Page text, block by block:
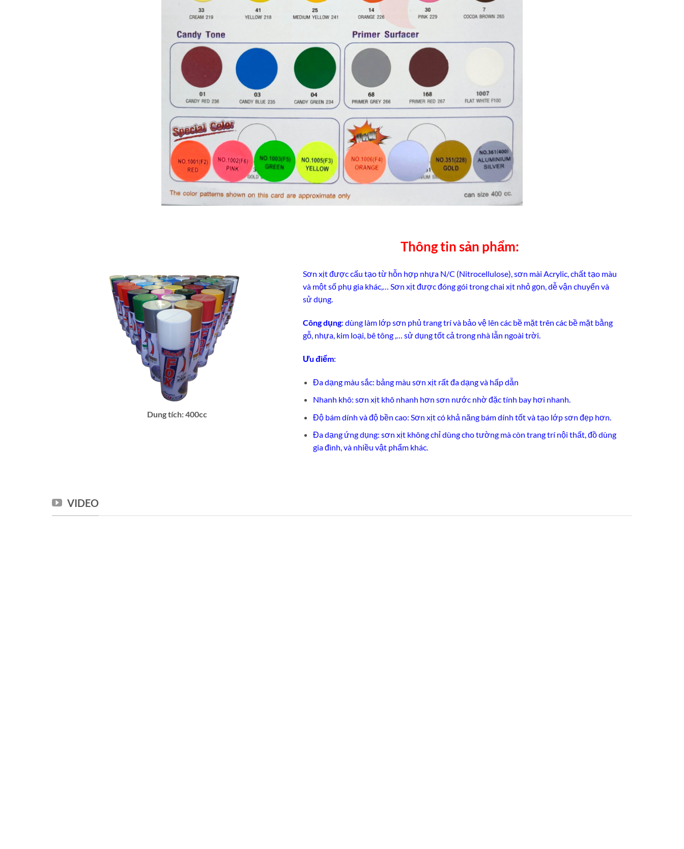
Dung tích: 400cc
Thông tin sản phẩm:
Sơn xịt được cấu tạo từ hỗn hợp nhựa N/C (Nitrocellulose), sơn mài Acrylic, chất tạo màu
và một số phụ gia khác,… Sơn xịt được đóng gói trong chai xịt nhỏ gọn, dễ vận chuyển và
sử dụng.
Công dụng: dùng làm lớp sơn phủ trang trí và bảo vệ lên các bề mặt trên các bề mặt bằng
gỗ, nhựa, kim loại, bê tông ,… sử dụng tốt cả trong nhà lẫn ngoài trời.
Ưu điểm:
Đa dạng màu sắc: bảng màu sơn xịt rất đa dạng và hấp dẫn
Nhanh khô: sơn xịt khô nhanh hơn sơn nước nhờ đặc tính bay hơi nhanh.
Độ bám dính và độ bền cao: Sơn xịt có khả năng bám dính tốt và tạo lớp sơn đẹp hơn.
Đa dạng ứng dụng: sơn xịt không chỉ dùng cho tường mà còn trang trí nội thất, đồ dùng
gia đình, và nhiều vật phẩm khác.
VIDEO